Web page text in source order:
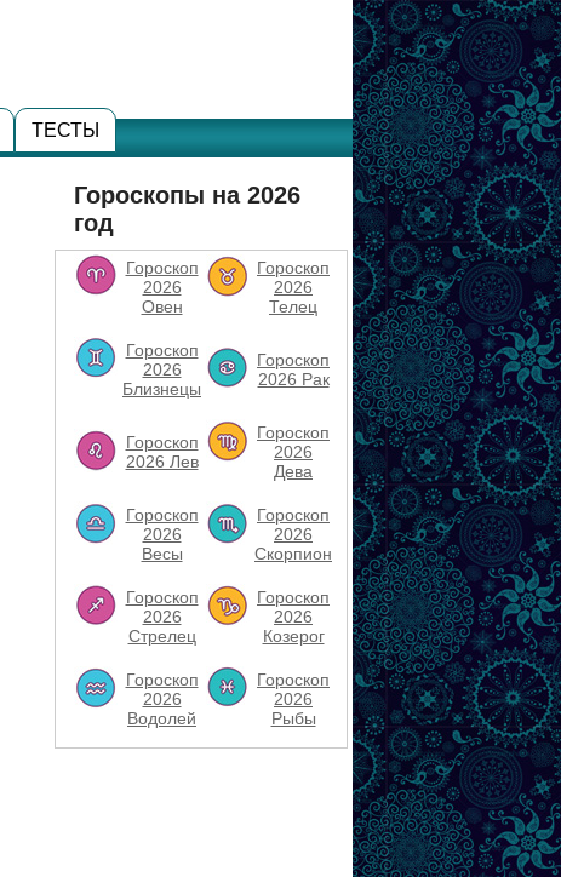
ТЕСТЫ
Гороскопы на 2026
год
Гороскоп
2026
Овен
Гороскоп
2026
Телец
Гороскоп
2026
Близнецы
Гороскоп
2026 Рак
Гороскоп
2026 Лев
Гороскоп
2026
Дева
Гороскоп
2026
Весы
Гороскоп
2026
Скорпион
Гороскоп
2026
Стрелец
Гороскоп
2026
Козерог
Гороскоп
2026
Водолей
Гороскоп
2026
Рыбы